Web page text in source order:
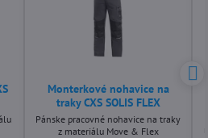
Monterkové nohavice na
traky CXS SOLIS FLEX
Pánske pracovné nohavice na traky
z materiálu Move & Flex